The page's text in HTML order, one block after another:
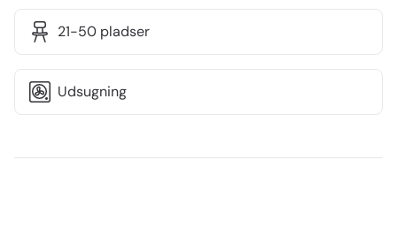
21-50 pladser
Udsugning